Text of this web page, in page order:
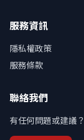
服務資訊
隱私權政策
服務條款
聯絡我們
有任何問題或建議